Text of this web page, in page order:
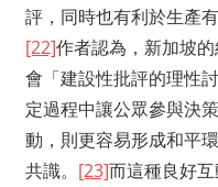
評，同時也有利於生產
[22]作者認為，新加坡
會「建設性批評的理性
定過程中讓公眾參與決
動，則更容易形成和平
共識。 [23]而這種良好